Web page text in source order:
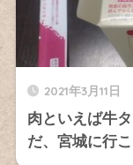
2021年3月11日
肉といえば牛
だ、宮城に行こ